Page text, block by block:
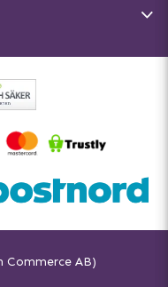
Commerce AB)